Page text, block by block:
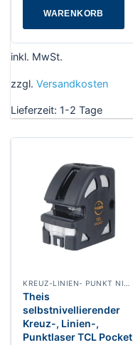
WARENKORB
inkl. MwSt.
zzgl. Versandkosten
Lieferzeit: 1-2 Tage
Theis
selbstnivellierender
Kreuz-, Linien-,
Punktlaser TCL Pocket